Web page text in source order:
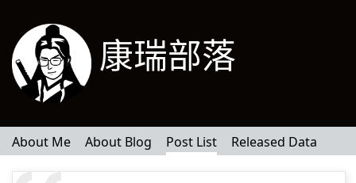
康瑞部落
About Me About Blog Post List Released Data